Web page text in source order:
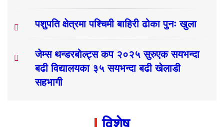
पशुपति क्षेत्रमा पश्चिमी बाहिरी ढोका पुनः खुला
जेम्स थन्डरबोल्ट्स कप २०२५ सुरुएक सयभन्दा
बढी विद्यालयका ३५ सयभन्दा बढी खेलाडी
सहभागी
विशेष